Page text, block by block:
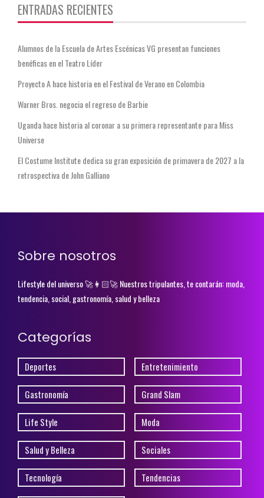
ENTRADAS RECIENTES
Alumnos de la Escuela de Artes Escénicas VG presentan funciones
benéficas en el Teatro Líder
Proyecto A hace historia en el Festival de Verano en Colombia
Warner Bros. negocia el regreso de Barbie
Uganda hace historia al coronar a su primera representante para Miss
Universe
El Costume Institute dedica su gran exposición de primavera de 2027 a la
retrospectiva de John Galliano
Sobre nosotros
Lifestyle del universo 🚀👩🏻‍🚀 Nuestros tripulantes, te contarán: moda,
tendencia, social, gastronomía, salud y belleza
Categorías
Deportes Entretenimiento
Gastronomía Grand Slam
Life Style Moda
Salud y Belleza Sociales
Tecnología Tendencias